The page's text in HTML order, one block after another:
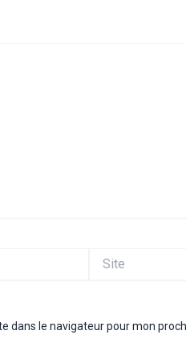
dans le navigateur pour mon